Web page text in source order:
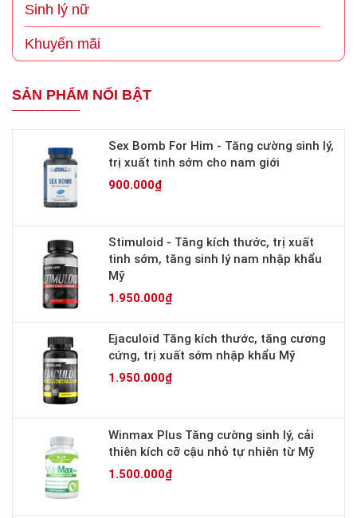
Sinh lý nữ
Khuyến mãi
SẢN PHẨM NỔI BẬT
Sex Bomb For Him - Tăng cường sinh lý,
trị xuất tinh sớm cho nam giới
900.000₫
Stimuloid - Tăng kích thước, trị xuất
tinh sớm, tăng sinh lý nam nhập khẩu
Mỹ
1.950.000₫
Ejaculoid Tăng kích thước, tăng cương
cứng, trị xuất sớm nhập khẩu Mỹ
1.950.000₫
Winmax Plus Tăng cường sinh lý, cải
thiên kích cỡ cậu nhỏ tự nhiên từ Mỹ
1.500.000₫